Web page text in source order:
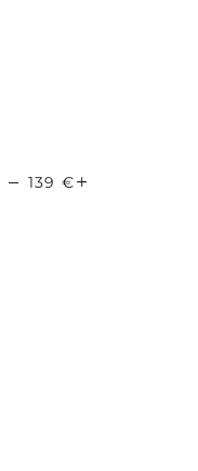
— PRIX RÉGULIER
139 €